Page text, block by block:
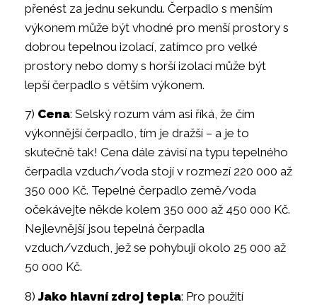
přenést za jednu sekundu. Čerpadlo s menším
výkonem může být vhodné pro menší prostory s
dobrou tepelnou izolací, zatímco pro velké
prostory nebo domy s horší izolací může být
lepší čerpadlo s větším výkonem.
7) Cena: Selský rozum vám asi říká, že čím
výkonnější čerpadlo, tím je dražší – a je to
skutečně tak! Cena dále závisí na typu tepelného
čerpadla vzduch/voda stojí v rozmezí 220 000 až
350 000 Kč. Tepelné čerpadlo země/voda
očekávejte někde kolem 350 000 až 450 000 Kč.
Nejlevnější jsou tepelná čerpadla
vzduch/vzduch, jež se pohybují okolo 25 000 až
50 000 Kč.
8) Jako hlavní zdroj tepla: Pro použití